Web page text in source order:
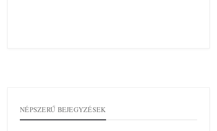
NÉPSZERŰ BEJEGYZÉSEK